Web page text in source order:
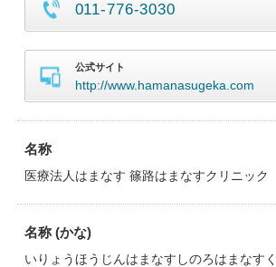
011-776-3030
公式サイト
http://www.hamanasugeka.com
名称
医療法人はまなす 篠路はまなすクリニック
名称 (かな)
いりょうほうじんはまなすしのろはまなす